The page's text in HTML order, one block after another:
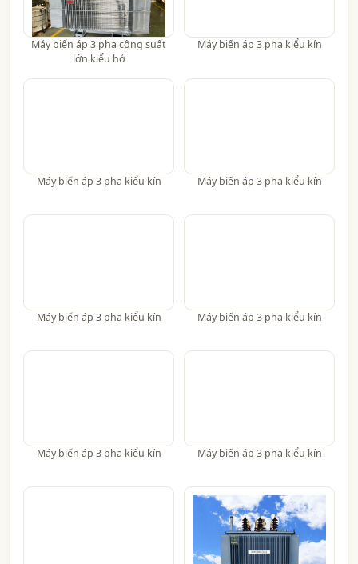
Máy biến áp 3 pha công suất
lớn kiểu hở
Máy biến áp 3 pha kiểu kín
Máy biến áp 3 pha kiểu kín Máy biến áp 3 pha kiểu kín
Máy biến áp 3 pha kiểu kín Máy biến áp 3 pha kiểu kín
Máy biến áp 3 pha kiểu kín Máy biến áp 3 pha kiểu kín